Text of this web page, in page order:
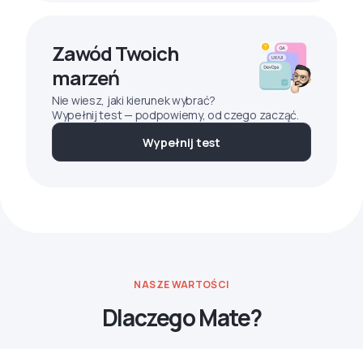
Zawód Twoich
marzeń
Nie wiesz, jaki kierunek wybrać?
Wypełnij test — podpowiemy, od czego zacząć.
Wypełnij test
NASZE WARTOŚCI
Dlaczego Mate?